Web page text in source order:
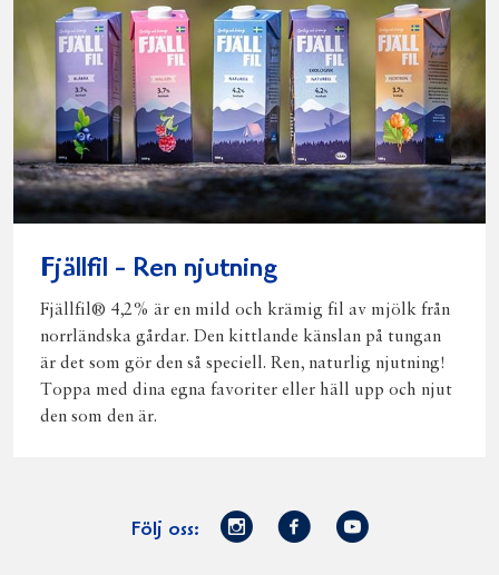
Fjällfil - Ren njutning
Fjällfil® 4,2% är en mild och krämig fil av mjölk från
norrländska gårdar. Den kittlande känslan på tungan
är det som gör den så speciell. Ren, naturlig njutning!
Toppa med dina egna favoriter eller häll upp och njut
den som den är.
Följ oss:
Norrmejerier
Facebook
Youtube